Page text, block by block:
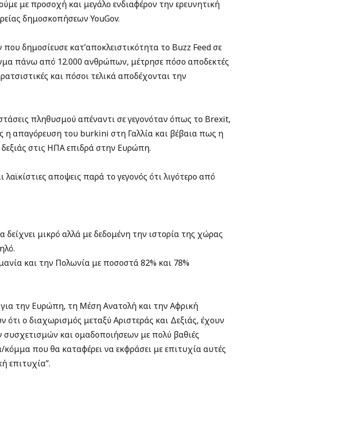
με προσοχή και μεγάλο ενδιαφέρον την ερευνητική
δημοσκοπήσεων YouGov.
δημοσίευσε κατ’αποκλειστικότητα το Buzz Feed σε
πάνω από 12.000 ανθρώπων, μέτρησε πόσο αποδεκτές
και πόσοι τελικά αποδέχονται την
πληθυσμού απέναντι σε γεγονόταν όπως το Brexit,
η απαγόρευση του burkini στη Γαλλία και βέβαια πως η
στις ΗΠΑ επιδρά στην Ευρώπη.
αποψεις παρά το γεγονός ότι λιγότερο από
μικρό αλλά με δεδομένη την ιστορία της χώρας
και την Πολωνία με ποσοστά 82% και 78%
την Ευρώπη, τη Μέση Ανατολή και την Αφρική
ο διαχωρισμός μεταξύ Αριστεράς και Δεξιάς, έχουν
και ομαδοποιήσεων με πολύ βαθιές
που θα καταφέρει να εκφράσει με επιτυχία αυτές
επιτυχία”.